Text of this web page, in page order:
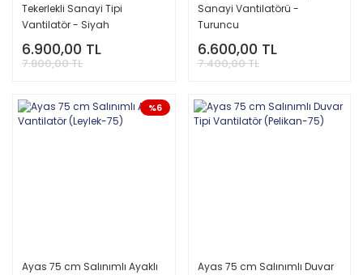
Tekerlekli Sanayi Tipi
Vantilatör - Siyah
6.900,00 TL
7.800,00 TL
Sanayi Vantilatörü -
Turuncu
6.600,00 TL
7.400,00 TL
%6
Ayas 75 cm Salınımlı Ayaklı
Ayas 75 cm Salınımlı Duvar